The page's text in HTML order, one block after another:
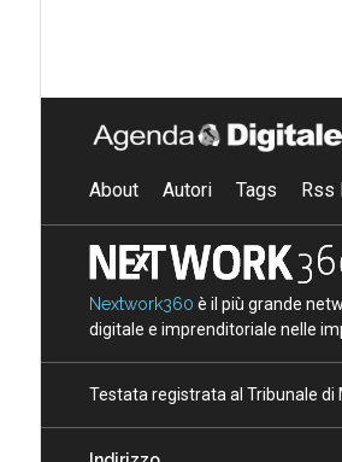
About Autori Tags Rss
Nextwork360 è il più grande
digitale e imprenditoriale nelle
Testata registrata al Tribunale di